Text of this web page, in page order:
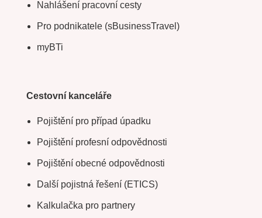
Nahlášení pracovní cesty
Pro podnikatele (sBusinessTravel)
myBTi
Cestovní kanceláře
Pojištění pro případ úpadku
Pojištění profesní odpovědnosti
Pojištění obecné odpovědnosti
Další pojistná řešení (ETICS)
Kalkulačka pro partnery